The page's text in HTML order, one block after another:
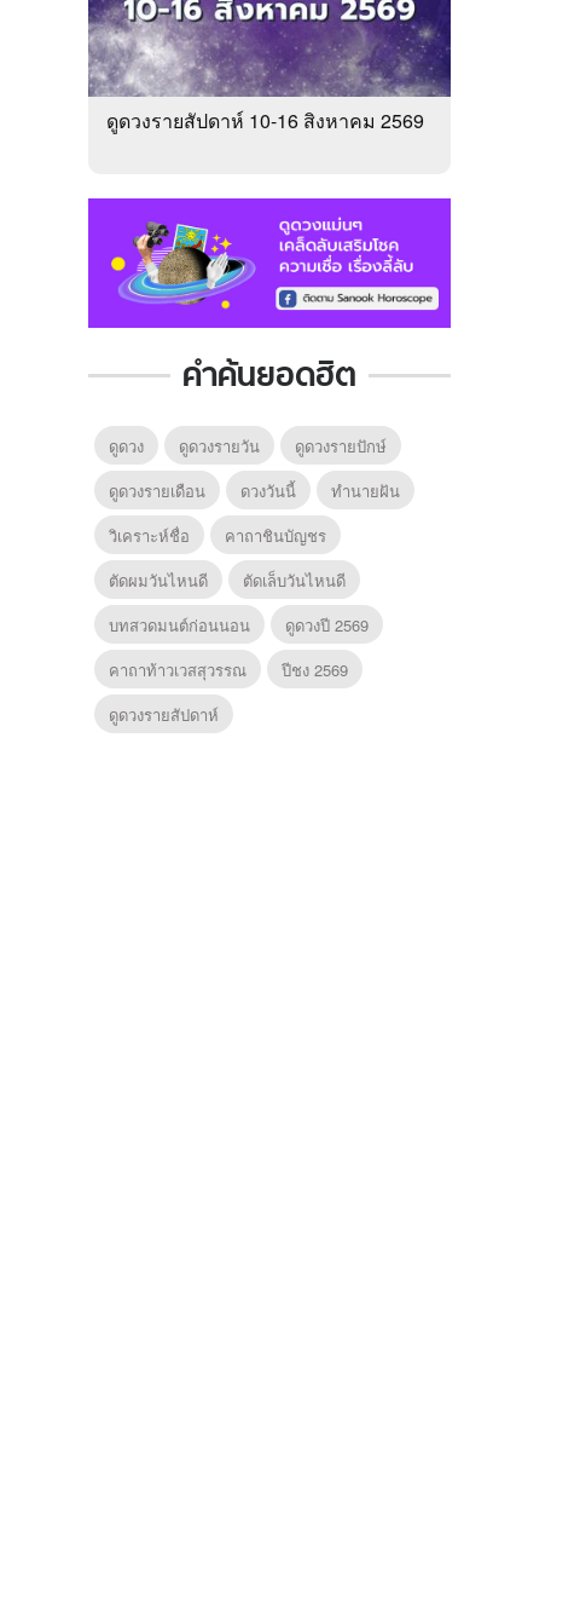
ดูดวงรายสัปดาห์ 10-16 สิงหาคม 2569
คำค้นยอดฮิต
ดูดวง ดูดวงรายวัน
ดูดวงรายปักษ์
ดูดวงรายเดือน
ดวงวันนี้
ทํานายฝัน
วิเคราะห์ชื่อ
คาถาชินบัญชร
ตัดผมวันไหนดี
ตัดเล็บวันไหนดี
บทสวดมนต์ก่อนนอน
ดูดวงปี 2569
คาถาท้าวเวสสุวรรณ
ปีชง 2569
ดูดวงรายสัปดาห์